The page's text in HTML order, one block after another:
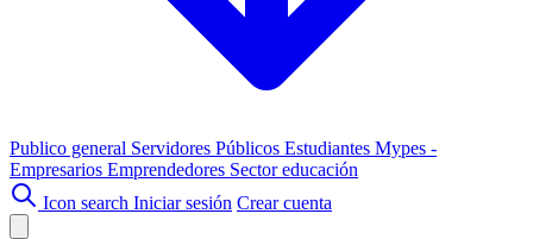
Publico general Servidores Públicos Estudiantes Mypes -
Empresarios Emprendedores Sector educación
Icon search Iniciar sesión Crear cuenta